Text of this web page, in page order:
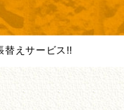
替えサービス‼︎